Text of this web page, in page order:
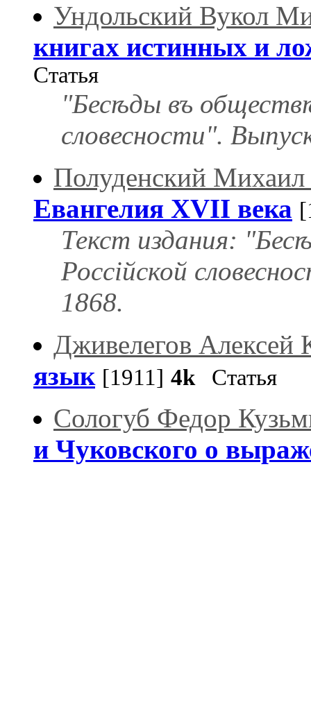
Ундольский Вукол
книгах истинных и
Статья
"Бесѣды въ
словесности".
Полуденский
Евангелия XVII века
Текст издания:
Россійской
1868.
Дживелегов Алексей
язык [1911] 4kСтатья
Сологуб Федор
и Чуковского о